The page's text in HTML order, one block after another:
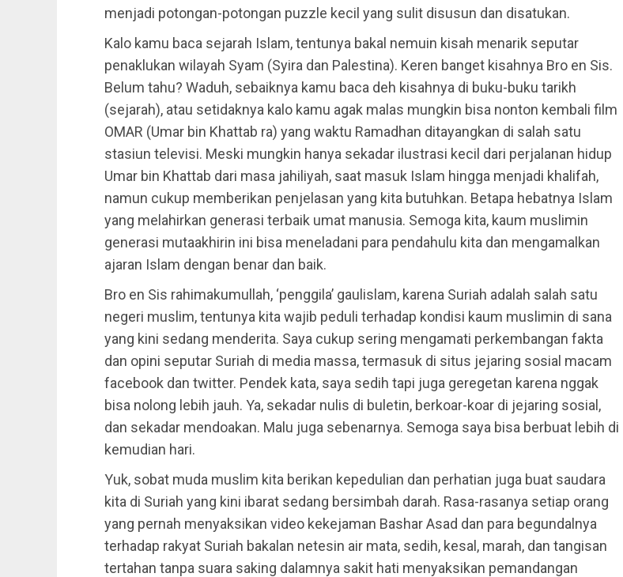
menjadi potongan-potongan puzzle kecil yang sulit disusun dan disatukan.
Kalo kamu baca sejarah Islam, tentunya bakal nemuin kisah menarik seputar
penaklukan wilayah Syam (Syira dan Palestina). Keren banget kisahnya Bro en Sis.
Belum tahu? Waduh, sebaiknya kamu baca deh kisahnya di buku-buku tarikh
(sejarah), atau setidaknya kalo kamu agak malas mungkin bisa nonton kembali film
OMAR (Umar bin Khattab ra) yang waktu Ramadhan ditayangkan di salah satu
stasiun televisi. Meski mungkin hanya sekadar ilustrasi kecil dari perjalanan hidup
Umar bin Khattab dari masa jahiliyah, saat masuk Islam hingga menjadi khalifah,
namun cukup memberikan penjelasan yang kita butuhkan. Betapa hebatnya Islam
yang melahirkan generasi terbaik umat manusia. Semoga kita, kaum muslimin
generasi mutaakhirin ini bisa meneladani para pendahulu kita dan mengamalkan
ajaran Islam dengan benar dan baik.
Bro en Sis rahimakumullah, ‘penggila’ gaulislam, karena Suriah adalah salah satu
negeri muslim, tentunya kita wajib peduli terhadap kondisi kaum muslimin di sana
yang kini sedang menderita. Saya cukup sering mengamati perkembangan fakta
dan opini seputar Suriah di media massa, termasuk di situs jejaring sosial macam
facebook dan twitter. Pendek kata, saya sedih tapi juga geregetan karena nggak
bisa nolong lebih jauh. Ya, sekadar nulis di buletin, berkoar-koar di jejaring sosial,
dan sekadar mendoakan. Malu juga sebenarnya. Semoga saya bisa berbuat lebih di
kemudian hari.
Yuk, sobat muda muslim kita berikan kepedulian dan perhatian juga buat saudara
kita di Suriah yang kini ibarat sedang bersimbah darah. Rasa-rasanya setiap orang
yang pernah menyaksikan video kekejaman Bashar Asad dan para begundalnya
terhadap rakyat Suriah bakalan netesin air mata, sedih, kesal, marah, dan tangisan
tertahan tanpa suara saking dalamnya sakit hati menyaksikan pemandangan